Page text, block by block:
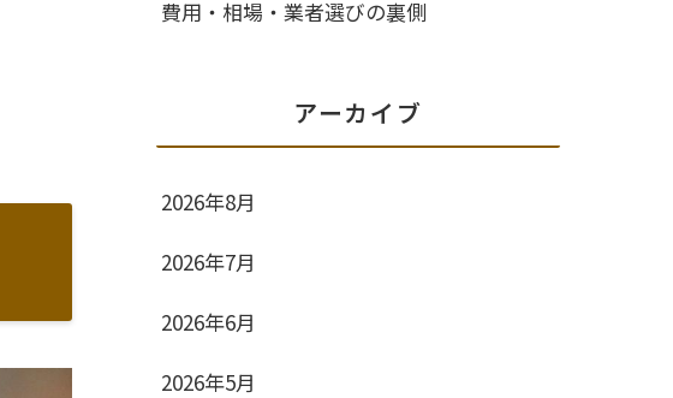
費用・相場・業者選びの裏側
アーカイブ
2026年8月
2026年7月
2026年6月
2026年5月